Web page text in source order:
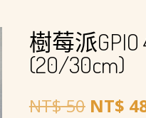
樹莓派
(20/30cm)
NT$50 原
NT$